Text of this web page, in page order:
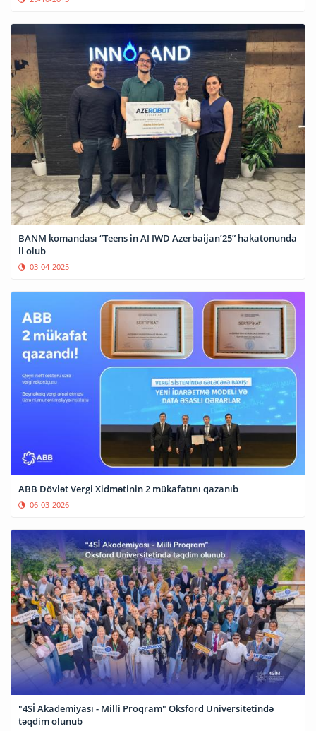
BANM komandası “Teens in AI IWD Azerbaijan’25” hakatonunda
ll olub
03-04-2025
ABB Dövlət Vergi Xidmətinin 2 mükafatını qazanıb
06-03-2026
"4Sİ Akademiyası - Milli Proqram" Oksford Universitetində
təqdim olunub